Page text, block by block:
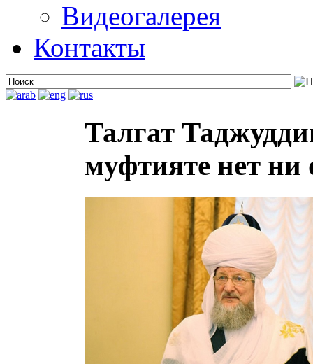
Видеогалерея
Контакты
Талгат
муфтияте нет ни